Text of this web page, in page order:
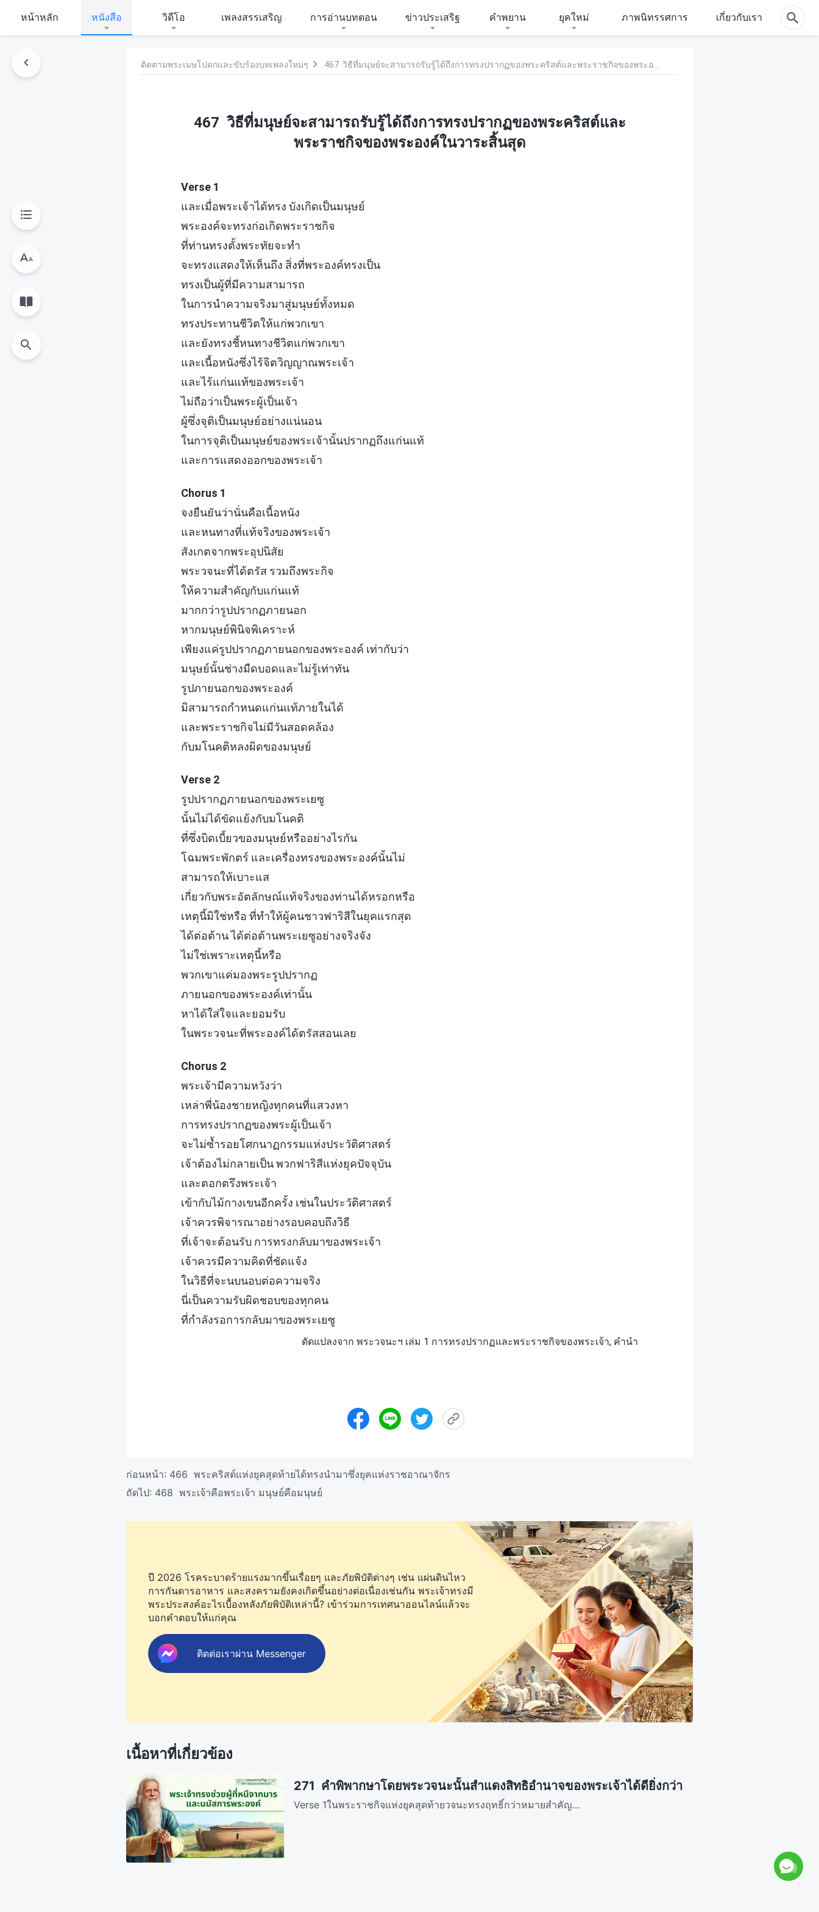
หน้าหลัก หนังสือ วิดีโอ เพลงสรรเสริญ การอ่านบทตอน ข่าวประเสริฐ คำพยาน ยุคใหม่ ภาพนิทรรศการ เกี่ยวกับเรา
ติดตามพระเมษโปดกและขับร้องบทเพลงใหม่ๆ
467 วิธีที่มนุษย์จะสามารถรับรู้ได้ถึงการทรงปรากฏของพระคริสต์และ
พระราชกิจของพระองค์ในวาระสิ้นสุด
Verse 1
และเมื่อพระเจ้าได้ทรง บังเกิดเป็นมนุษย์
พระองค์จะทรงก่อเกิดพระราชกิจ
ที่ท่านทรงตั้งพระทัยจะทำ
จะทรงแสดงให้เห็นถึง สิ่งที่พระองค์ทรงเป็น
ทรงเป็นผู้ที่มีความสามารถ
ในการนำความจริงมาสู่มนุษย์ทั้งหมด
ทรงประทานชีวิตให้แก่พวกเขา
และยังทรงชี้หนทางชีวิตแก่พวกเขา
และเนื้อหนังซึ่งไร้จิตวิญญาณพระเจ้า
และไร้แก่นแท้ของพระเจ้า
ไม่ถือว่าเป็นพระผู้เป็นเจ้า
ผู้ซึ่งจุติเป็นมนุษย์อย่างแน่นอน
ในการจุติเป็นมนุษย์ของพระเจ้านั้นปรากฏถึงแก่นแท้
และการแสดงออกของพระเจ้า
Chorus 1
จงยืนยันว่านั่นคือเนื้อหนัง
และหนทางที่แท้จริงของพระเจ้า
สังเกตจากพระอุปนิสัย
พระวจนะที่ได้ตรัส รวมถึงพระกิจ
ให้ความสำคัญกับแก่นแท้
มากกว่ารูปปรากฏภายนอก
หากมนุษย์พินิจพิเคราะห์
เพียงแค่รูปปรากฏภายนอกของพระองค์ เท่ากับว่า
มนุษย์นั้นช่างมืดบอดและไม่รู้เท่าทัน
รูปภายนอกของพระองค์
มิสามารถกำหนดแก่นแท้ภายในได้
และพระราชกิจไม่มีวันสอดคล้อง
กับมโนคติหลงผิดของมนุษย์
Verse 2
รูปปรากฏภายนอกของพระเยซู
นั้นไม่ได้ขัดแย้งกับมโนคติ
ที่ซึ่งบิดเบี้ยวของมนุษย์หรืออย่างไรกัน
โฉมพระพักตร์ และเครื่องทรงของพระองค์นั้นไม่
สามารถให้เบาะแส
เกี่ยวกับพระอัตลักษณ์แท้จริงของท่านได้หรอกหรือ
เหตุนี้มิใช่หรือ ที่ทำให้ผู้คนชาวฟาริสีในยุคแรกสุด
ได้ต่อต้าน ได้ต่อต้านพระเยซูอย่างจริงจัง
ไม่ใช่เพราะเหตุนี้หรือ
พวกเขาแค่มองพระรูปปรากฏ
ภายนอกของพระองค์เท่านั้น
หาได้ใส่ใจและยอมรับ
ในพระวจนะที่พระองค์ได้ตรัสสอนเลย
Chorus 2
พระเจ้ามีความหวังว่า
เหล่าพี่น้องชายหญิงทุกคนที่แสวงหา
การทรงปรากฏของพระผู้เป็นเจ้า
จะไม่ซ้ำรอยโศกนาฏกรรมแห่งประวัติศาสตร์
เจ้าต้องไม่กลายเป็น พวกฟาริสีแห่งยุคปัจจุบัน
และตอกตรึงพระเจ้า
เข้ากับไม้กางเขนอีกครั้ง เช่นในประวัติศาสตร์
เจ้าควรพิจารณาอย่างรอบคอบถึงวิธี
ที่เจ้าจะต้อนรับ การทรงกลับมาของพระเจ้า
เจ้าควรมีความคิดที่ชัดแจ้ง
ในวิธีที่จะนบนอบต่อความจริง
นี่เป็นความรับผิดชอบของทุกคน
ที่กำลังรอการกลับมาของพระเยซู
ดัดแปลงจาก พระวจนะฯ เล่ม 1 การทรงปรากฏและพระราชกิจของพระเจ้า, คำนำ
ก่อนหน้า: 466 พระคริสต์แห่งยุคสุดท้ายได้ทรงนำมาซึ่งยุคแห่งราชอาณาจักร
ถัดไป: 468 พระเจ้าคือพระเจ้า มนุษย์คือมนุษย์
ปี 2026 โรคระบาดร้ายแรงมากขึ้นเรื่อยๆ และภัยพิบัติต่างๆ เช่น แผ่นดินไหว
การกันดารอาหาร และสงครามยังคงเกิดขึ้นอย่างต่อเนื่องเช่นกัน พระเจ้าทรงมี
พระประสงค์อะไรเบื้องหลังภัยพิบัติเหล่านี้? เข้าร่วมการเทศนาออนไลน์แล้วจะ
บอกคำตอบให้แก่คุณ
ติดต่อเราผ่าน Messenger
เนื้อหาที่เกี่ยวข้อง
271 คำพิพากษาโดยพระวจนะนั้นสำแดงสิทธิอำนาจของพระเจ้าได้ดียิ่งกว่า
Verse 1ในพระราชกิจแห่งยุคสุดท้ายวจนะทรงฤทธิ์กว่าหมายสำคัญ...